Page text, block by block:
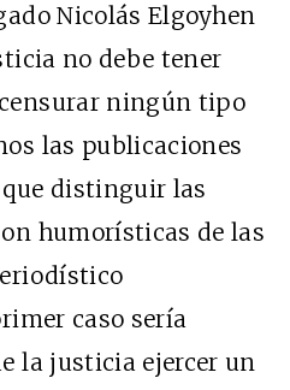
Nicolás Elgoyhen
no debe tener
ningún tipo
las publicaciones
distinguir las
humorísticas de las
caso sería
la justicia ejercer un